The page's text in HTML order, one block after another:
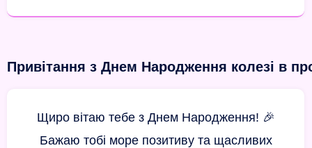
Привітання з Днем Народження колезі в
Щиро вітаю тебе з Днем Народження! 🎉
Бажаю тобі море позитиву та щасливих